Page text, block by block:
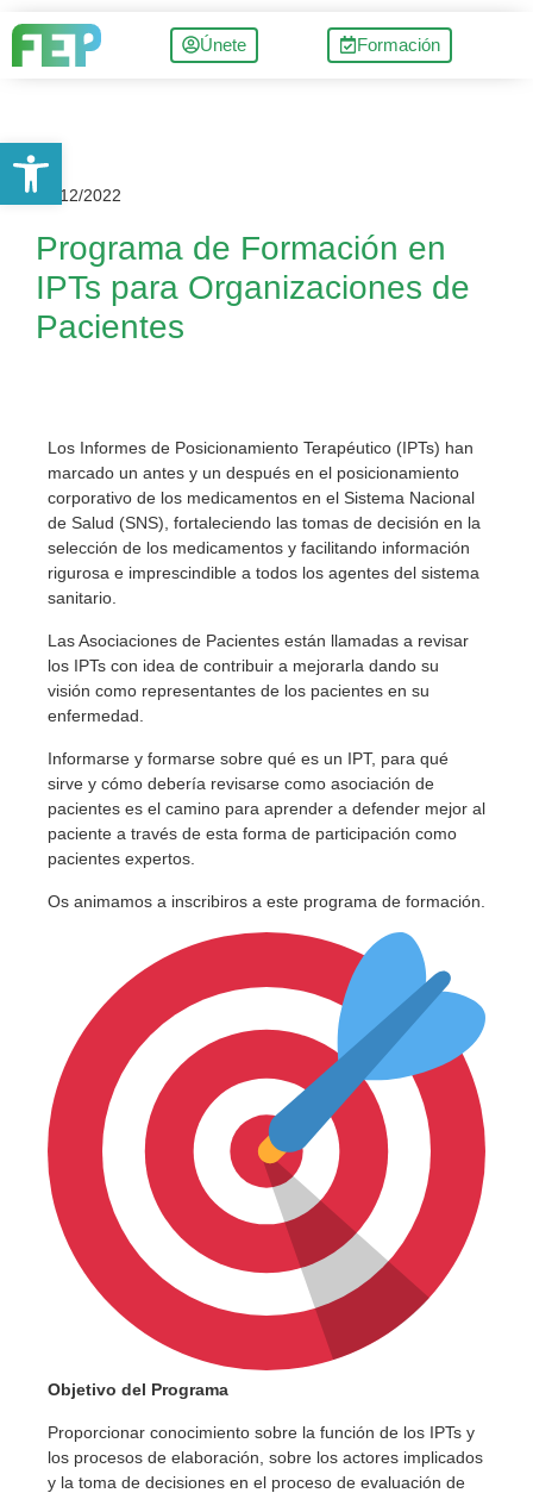
Únete Formación
12/12/2022
Programa de Formación en
IPTs para Organizaciones de
Pacientes
Los Informes de Posicionamiento Terapéutico (IPTs) han
marcado un antes y un después en el posicionamiento
corporativo de los medicamentos en el Sistema Nacional
de Salud (SNS), fortaleciendo las tomas de decisión en la
selección de los medicamentos y facilitando información
rigurosa e imprescindible a todos los agentes del sistema
sanitario.
Las Asociaciones de Pacientes están llamadas a revisar
los IPTs con idea de contribuir a mejorarla dando su
visión como representantes de los pacientes en su
enfermedad.
Informarse y formarse sobre qué es un IPT, para qué
sirve y cómo debería revisarse como asociación de
pacientes es el camino para aprender a defender mejor al
paciente a través de esta forma de participación como
pacientes expertos.
Os animamos a inscribiros a este programa de formación.
Objetivo del Programa
Proporcionar conocimiento sobre la función de los IPTs y
los procesos de elaboración, sobre los actores implicados
y la toma de decisiones en el proceso de evaluación de
Abrir barra de herramientas